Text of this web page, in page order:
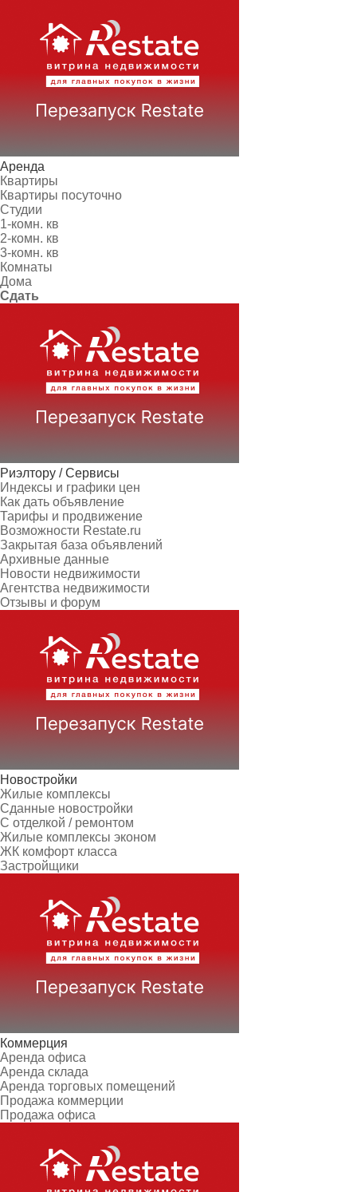
Аренда
Квартиры
Квартиры посуточно
Студии
1-комн. кв
2-комн. кв
3-комн. кв
Комнаты
Дома
Сдать
Риэлтору / Сервисы
Индексы и графики цен
Как дать объявление
Тарифы и продвижение
Возможности Restate.ru
Закрытая база объявлений
Архивные данные
Новости недвижимости
Агентства недвижимости
Отзывы и форум
Новостройки
Жилые комплексы
Сданные новостройки
С отделкой / ремонтом
Жилые комплексы эконом
ЖК комфорт класса
Застройщики
Коммерция
Аренда офиса
Аренда склада
Аренда торговых помещений
Продажа коммерции
Продажа офиса